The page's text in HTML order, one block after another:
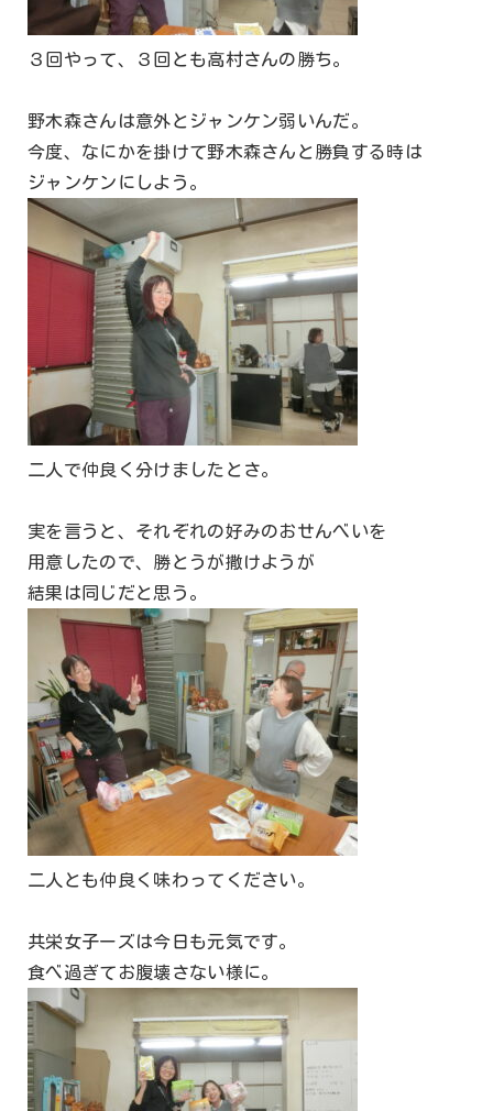
３回やって、３回とも高村さんの勝ち。
野木森さんは意外とジャンケン弱いんだ。
今度、なにかを掛けて野木森さんと勝負する時は
ジャンケンにしよう。
二人で仲良く分けましたとさ。
実を言うと、それぞれの好みのおせんべいを
用意したので、勝とうが撒けようが
結果は同じだと思う。
二人とも仲良く味わってください。
共栄女子ーズは今日も元気です。
食べ過ぎてお腹壊さない様に。